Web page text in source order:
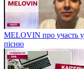
MELOVIN про участь
пісню